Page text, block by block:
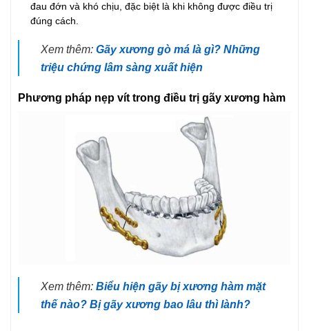
đau đớn và khó chịu, đặc biệt là khi không được điều trị
đúng cách.
Xem thêm: Gãy xương gò má là gì? Những
triệu chứng lâm sàng xuất hiện
Phương pháp nẹp vít trong điều trị gãy xương hàm
Xem thêm: Biểu hiện gãy bị xương hàm mặt
thế nào? Bị gãy xương bao lâu thì lành?